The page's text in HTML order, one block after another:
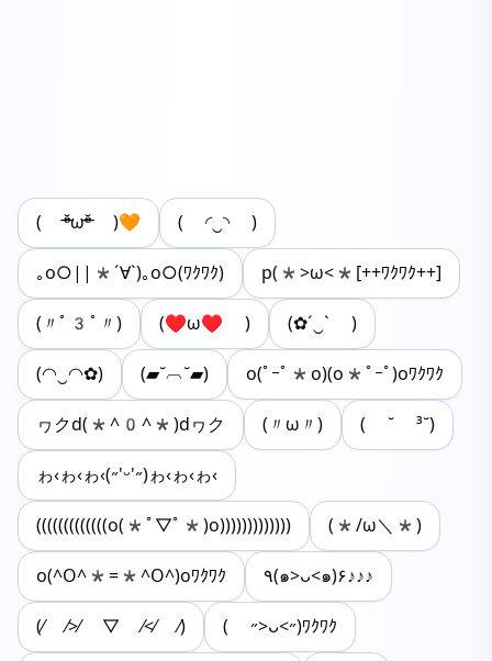
( ᵒ̴̶̷̆ωᵒ̴̶̷̆ )🧡 ( ◜‿◝ )
｡o○||*´∀`)｡o○(ﾜｸﾜｸ) p(*>ω<*[++ﾜｸﾜｸ++]
(〃ﾟ3ﾟ〃) (♥ω♥ ) (✿´‿` )
(◠‿◠✿) (▰˘︹˘▰) o(ﾟｰﾟ*o)(o*ﾟｰﾟ)oﾜｸﾜｸ
ヮクd(*^0^*)dヮク (〃ω〃) ( ˘ ³˘)
ゎ‹ゎ‹ゎ‹(˶'ᵕ'˶)ゎ‹ゎ‹ゎ‹
(((((((((((((o(*ﾟ▽ﾟ*)o))))))))))))) (*/ω＼*)
o(^O^*=*^O^)oﾜｸﾜｸ ٩(๑>ᴗ<๑)۶♪♪♪
(⁄ ⁄>⁄ ▽ ⁄<⁄ ⁄) ( ˶>ᴗ<˶)ﾜｸﾜｸ